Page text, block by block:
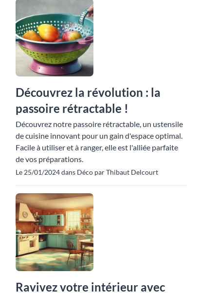
Découvrez la révolution : la
passoire rétractable !
Découvrez notre passoire rétractable, un ustensile
de cuisine innovant pour un gain d'espace optimal.
Facile à utiliser et à ranger, elle est l'alliée parfaite
de vos préparations.
Le 25/01/2024 dans Déco par Thibaut Delcourt
Ravivez votre intérieur avec